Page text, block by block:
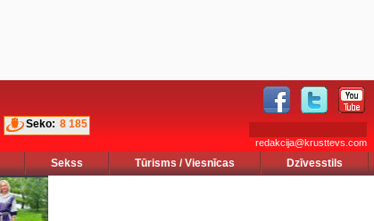
Seko: 8 185
redakcija@krusttevs.com
Sekss Tūrisms / Viesnīcas Dzīvesstils